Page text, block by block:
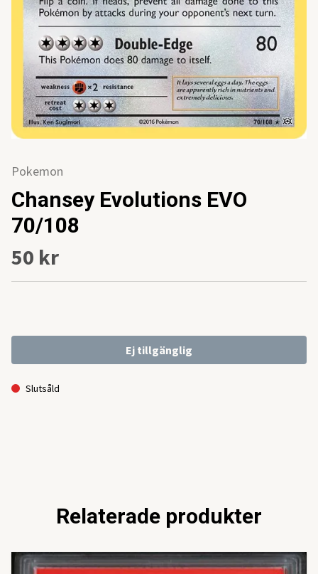
Pokemon
Chansey Evolutions EVO
70/108
50 kr
Ej tillgänglig
Slutsåld
Relaterade produkter